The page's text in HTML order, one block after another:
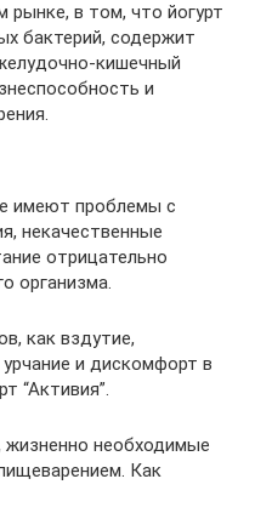
рынке, в том, что йогурт
бактерий, содержит
кишечный
и
имеют проблемы с
некачественные
отрицательно
организма.
как вздутие,
и дискомфорт в
“Активия”.
необходимые
Как